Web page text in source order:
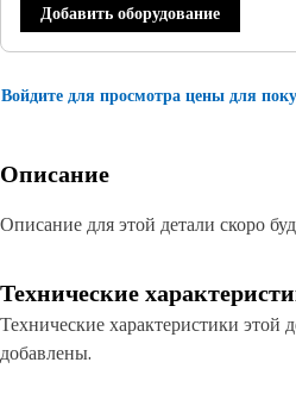
Добавить оборудование
Войдите для просмотра цены для
Описание
Описание для этой детали скоро
Технические
Технические характеристики этой
добавлены.